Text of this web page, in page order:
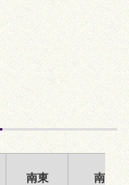
南東 南